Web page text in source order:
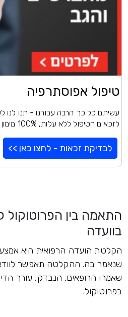
טיפול אפוסתרפיה
עשיתם כל כך הרבה עבורנו - תנו לנו
לזכאים הטיפול ללא עלות, 100% מימון של משרד הביטחון
לבדיקת זכאות - לחצו כאן >>
התאמה בין
בוועדה
הקלטת הועדה הרפואית היא
שנאמר בה. ההקלטה תאפשר
שאמרו הרופאים, הנבדק, עורך
בפרוטוקול.